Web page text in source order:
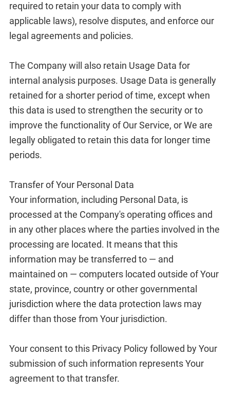
required to retain your data to comply with
applicable laws), resolve disputes, and enforce our
legal agreements and policies.
The Company will also retain Usage Data for
internal analysis purposes. Usage Data is generally
retained for a shorter period of time, except when
this data is used to strengthen the security or to
improve the functionality of Our Service, or We are
legally obligated to retain this data for longer time
periods.
Transfer of Your Personal Data
Your information, including Personal Data, is
processed at the Company's operating offices and
in any other places where the parties involved in the
processing are located. It means that this
information may be transferred to — and
maintained on — computers located outside of Your
state, province, country or other governmental
jurisdiction where the data protection laws may
differ than those from Your jurisdiction.
Your consent to this Privacy Policy followed by Your
submission of such information represents Your
agreement to that transfer.